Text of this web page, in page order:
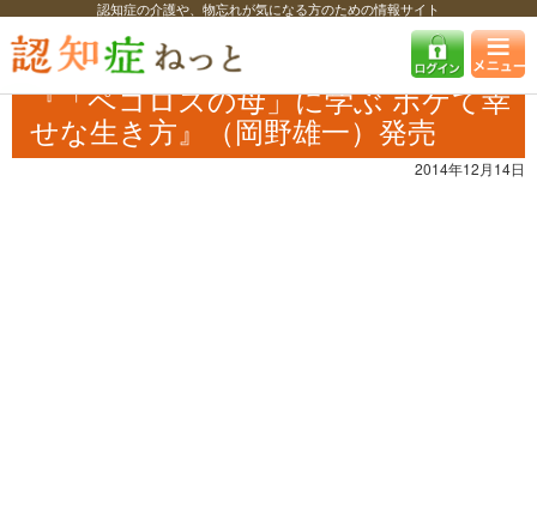
認知症の介護や、物忘れが気になる方のための情報サイト
認知症ねっと 認知症最新ニュース その他
『「ペコロスの母」に学ぶ
ボケて幸せな生き方』（岡野雄一）発売
『「ペコロスの母」に学ぶ ボケて幸
せな生き方』（岡野雄一）発売
2014年12月14日